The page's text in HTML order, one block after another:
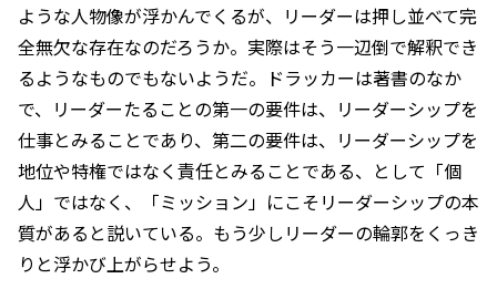
ような人物像が浮かんでくるが、リーダーは押し並べて完
全無欠な存在なのだろうか。実際はそう一辺倒で解釈でき
るようなものでもないようだ。ドラッカーは著書のなか
で、リーダーたることの第一の要件は、リーダーシップを
仕事とみることであり、第二の要件は、リーダーシップを
地位や特権ではなく責任とみることである、として「個
人」ではなく、「ミッション」にこそリーダーシップの本
質があると説いている。もう少しリーダーの輪郭をくっき
りと浮かび上がらせよう。